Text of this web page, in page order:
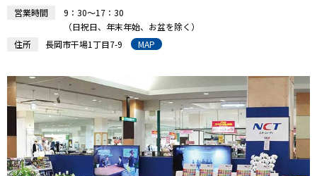
営業時間
9：30～17：30
（日祝日、年末年始、お盆を除く）
住所
長岡市干場1丁目7-9 MAP